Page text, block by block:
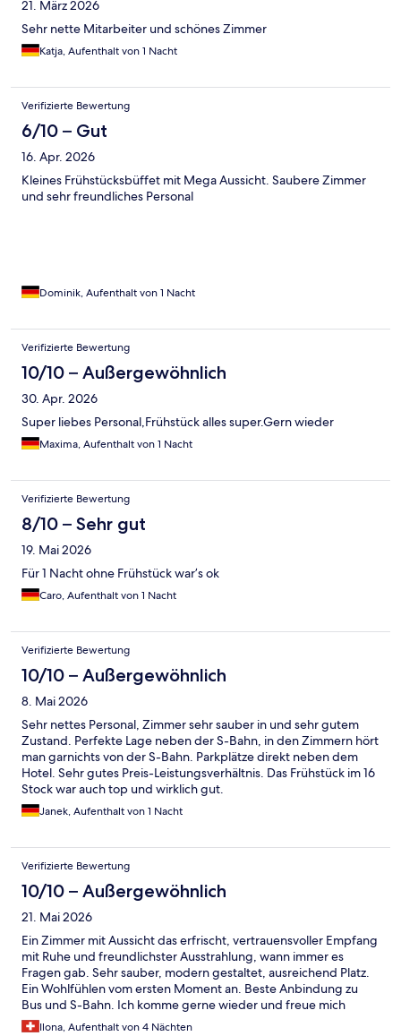
21. März 2026
Sehr nette Mitarbeiter und schönes Zimmer
Katja, Aufenthalt von 1 Nacht
Verifizierte Bewertung
6/10 – Gut
16. Apr. 2026
Kleines Frühstücksbüffet mit Mega Aussicht. Saubere Zimmer
und sehr freundliches Personal
Dominik, Aufenthalt von 1 Nacht
Verifizierte Bewertung
10/10 – Außergewöhnlich
30. Apr. 2026
Super liebes Personal,Frühstück alles super.Gern wieder
Maxima, Aufenthalt von 1 Nacht
Verifizierte Bewertung
8/10 – Sehr gut
19. Mai 2026
Für 1 Nacht ohne Frühstück war’s ok
Caro, Aufenthalt von 1 Nacht
Verifizierte Bewertung
10/10 – Außergewöhnlich
8. Mai 2026
Sehr nettes Personal, Zimmer sehr sauber in und sehr gutem
Zustand. Perfekte Lage neben der S-Bahn, in den Zimmern hört
man garnichts von der S-Bahn. Parkplätze direkt neben dem
Hotel. Sehr gutes Preis-Leistungsverhältnis. Das Frühstück im 16
Stock war auch top und wirklich gut.
Janek, Aufenthalt von 1 Nacht
Verifizierte Bewertung
10/10 – Außergewöhnlich
21. Mai 2026
Ein Zimmer mit Aussicht das erfrischt, vertrauensvoller Empfang
mit Ruhe und freundlichster Ausstrahlung, wann immer es
Fragen gab. Sehr sauber, modern gestaltet, ausreichend Platz.
Ein Wohlfühlen vom ersten Moment an. Beste Anbindung zu
Bus und S-Bahn. Ich komme gerne wieder und freue mich
darauf. I.Bryner
Ilona, Aufenthalt von 4 Nächten